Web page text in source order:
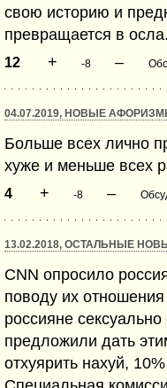
свою историю и
превращается в осла.
12 + -8 –
04.07.2019, НОВЫЕ
Больше всех лично
хуже и меньше всех
4 + -8 –
13.02.2018, ОСТАЛЬНЫЕ
CNN опросило
поводу их
россияне
предложили дать
отхуярить нахуй,